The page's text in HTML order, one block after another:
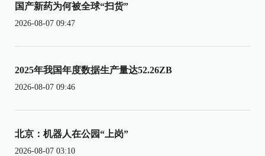
国产新药为何被全球“扫货”
2026-08-07 09:47
2025年我国年度数据生产量达52.26ZB
2026-08-07 09:46
北京：机器人在公园“上岗”
2026-08-07 03:10